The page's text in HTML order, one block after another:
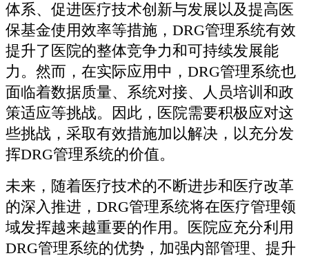
体系、促进医疗技术创新与发展以及提高医
保基金使用效率等措施，DRG管理系统有效
提升了医院的整体竞争力和可持续发展能
力。然而，在实际应用中，DRG管理系统也
面临着数据质量、系统对接、人员培训和政
策适应等挑战。因此，医院需要积极应对这
些挑战，采取有效措施加以解决，以充分发
挥DRG管理系统的价值。
未来，随着医疗技术的不断进步和医疗改革
的深入推进，DRG管理系统将在医疗管理领
域发挥越来越重要的作用。医院应充分利用
DRG管理系统的优势，加强内部管理、提升